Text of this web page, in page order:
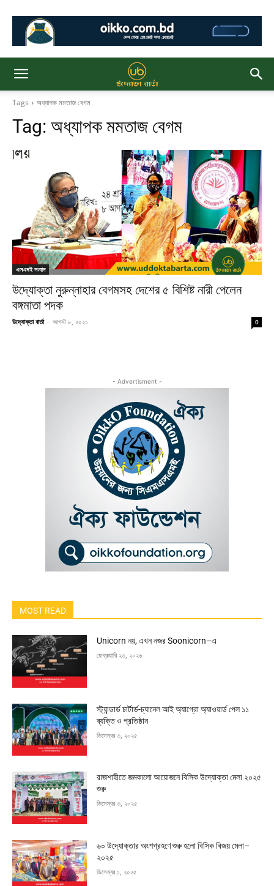
Tags অধ্যাপক মমতাজ বেগম
Tag: অধ্যাপক মমতাজ বেগম
এসএমই সংবাদ
উদ্যোক্তা নুরুন্নাহার বেগমসহ দেশের ৫ বিশিষ্ট নারী পেলেন
বঙ্গমাতা পদক
উদ্যোক্তা বার্তা - আগস্ট ৮, ২০২১ 0
- Advertisment -
MOST READ
Unicorn নয়, এখন নজর Soonicorn–এ
ফেব্রুয়ারি ২৩, ২০২৬
স্ট্যান্ডার্ড চার্টার্ড-চ্যানেল আই অ্যাগ্রো অ্যাওয়ার্ড পেল ১১
ব্যক্তি ও প্রতিষ্ঠান
ডিসেম্বর ৩, ২০২৫
রাজশাহীতে জমকালো আয়োজনে বিসিক উদ্যোক্তা মেলা ২০২৫
শুরু
ডিসেম্বর ৩, ২০২৫
৬০ উদ্যোক্তার অংশগ্রহণে শুরু হলো বিসিক বিজয় মেলা–
২০২৫
ডিসেম্বর ১, ২০২৫